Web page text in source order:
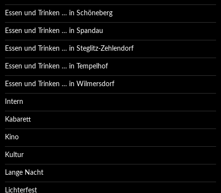
Essen und Trinken … in Schöneberg
Essen und Trinken … in Spandau
Essen und Trinken … in Steglitz-Zehlendorf
Essen und Trinken … in Tempelhof
Essen und Trinken … in Wilmersdorf
Intern
Kabarett
Kino
Kultur
Lange Nacht
Lichterfest